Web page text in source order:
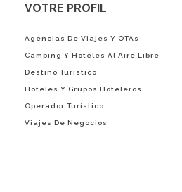
VOTRE PROFIL
Agencias De Viajes Y OTAs
Camping Y Hoteles Al Aire Libre
Destino Turístico
Hoteles Y Grupos Hoteleros
Operador Turístico
Viajes De Negocios